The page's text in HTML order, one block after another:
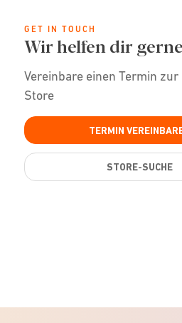
GET IN TOUCH
Wir helfen dir
Vereinbare einen Termin
Store
TERMIN
STORE-SUCHE